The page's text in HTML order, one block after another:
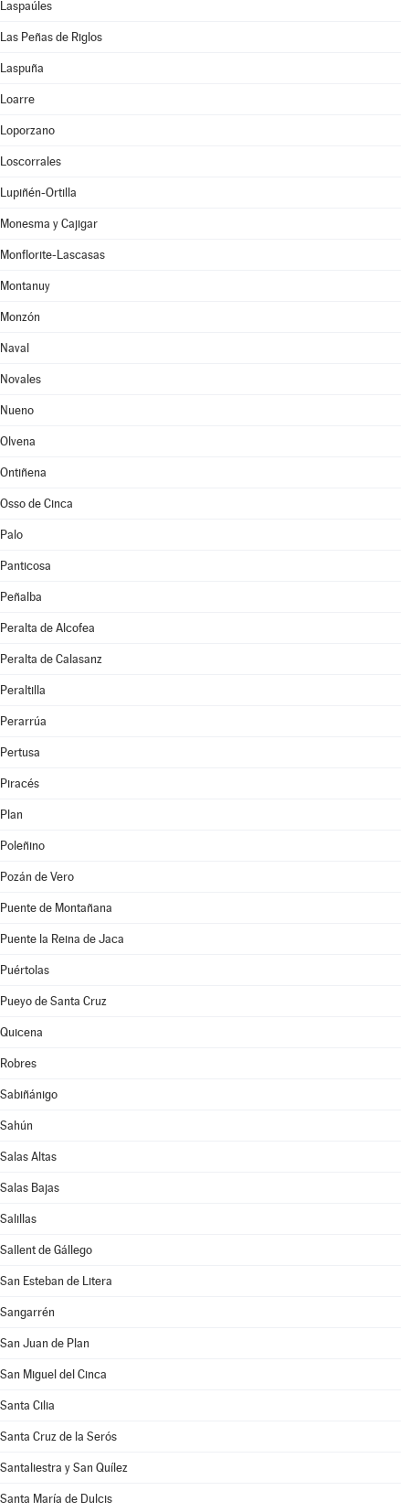
Laspaúles
Las Peñas de Riglos
Laspuña
Loarre
Loporzano
Loscorrales
Lupiñén-Ortilla
Monesma y Cajigar
Monflorite-Lascasas
Montanuy
Monzón
Naval
Novales
Nueno
Olvena
Ontiñena
Osso de Cinca
Palo
Panticosa
Peñalba
Peralta de Alcofea
Peralta de Calasanz
Peraltilla
Perarrúa
Pertusa
Piracés
Plan
Poleñino
Pozán de Vero
Puente de Montañana
Puente la Reina de Jaca
Puértolas
Pueyo de Santa Cruz
Quicena
Robres
Sabiñánigo
Sahún
Salas Altas
Salas Bajas
Salillas
Sallent de Gállego
San Esteban de Litera
Sangarrén
San Juan de Plan
San Miguel del Cinca
Santa Cilia
Santa Cruz de la Serós
Santaliestra y San Quílez
Santa María de Dulcis